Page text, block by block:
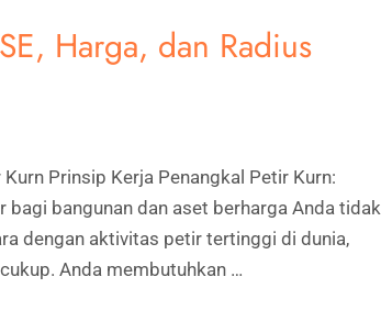
Harga, dan Radius
Prinsip Kerja Penangkal Petir Kurn:
bagi bangunan dan aset berharga Anda tidak
dengan aktivitas petir tertinggi di dunia,
Anda membutuhkan …